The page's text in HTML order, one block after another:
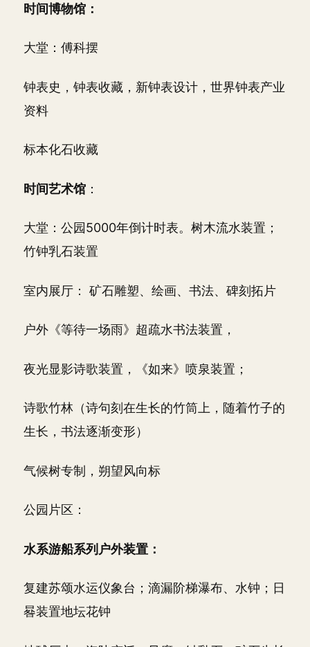
时间博物馆：
大堂：傅科摆
钟表史，钟表收藏，新钟表设计，世界钟表产业
资料
标本化石收藏
时间艺术馆 ：
大堂：公园5000年倒计时表。树木流水装置；
竹钟乳石装置
室内展厅： 矿石雕塑、绘画、书法、碑刻拓片
户外《等待一场雨》超疏水书法装置，
夜光显影诗歌装置，《如来》喷泉装置；
诗歌竹林（诗句刻在生长的竹筒上，随着竹子的
生长，书法逐渐变形）
气候树专制，朔望风向标
公园片区：
水系游船系列户外装置：
复建苏颂水运仪象台；滴漏阶梯瀑布、水钟；日
晷装置地坛花钟